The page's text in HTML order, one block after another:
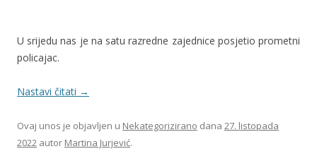
U srijedu nas je na satu razredne zajednice posjetio prometni
policajac.
Nastavi čitati →
Ovaj unos je objavljen u Nekategorizirano dana 27. listopada
2022 autor Martina Jurjević.